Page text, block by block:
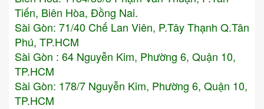
Tiến, Biên Hòa, Đồng Nai.
Sài Gòn: 71/40 Chế Lan Viên, P.Tây Thạnh Q.Tân
Phú, TP.HCM
Sài Gòn : 64 Nguyễn Kim, Phường 6, Quận 10,
TP.HCM
Sài Gòn: 178/7 Nguyễn Kim, Phường 6, Quận 10,
TP.HCM